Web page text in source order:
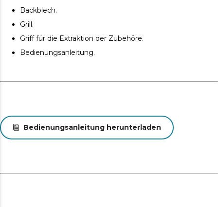
Backblech.
Grill.
Griff für die Extraktion der Zubehöre.
Bedienungsanleitung.
Bedienungsanleitung herunterladen